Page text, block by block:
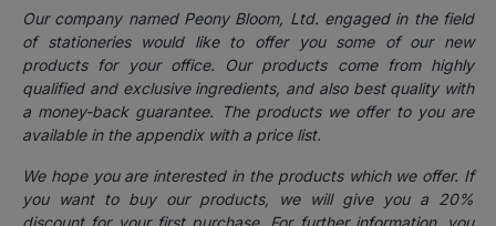
Our company named Peony Bloom, Ltd. engaged in the field
of stationeries would like to offer you some of our new
products for your office. Our products come from highly
qualified and exclusive ingredients, and also best quality with
a money-back guarantee. The products we offer to you are
available in the appendix with a price list.
We hope you are interested in the products which we offer. If
you want to buy our products, we will give you a 20%
discount for your first purchase. For further information, you